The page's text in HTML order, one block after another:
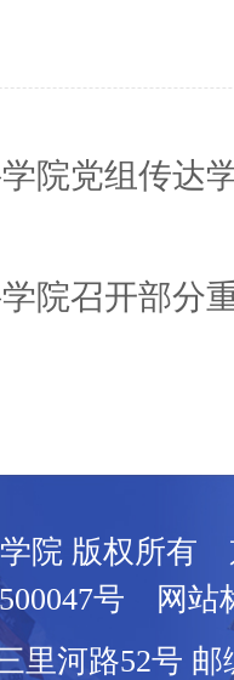
院党组传达
院召开部分
院 版权所有
号 网站
里河路52号 邮